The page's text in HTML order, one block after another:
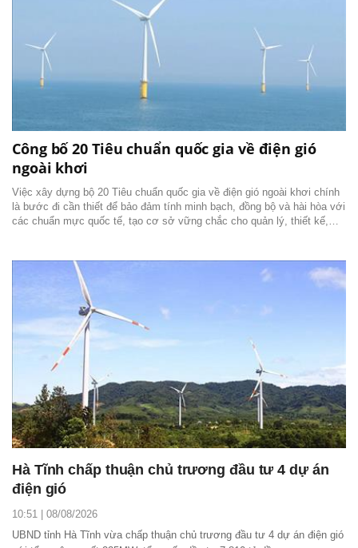
Công bố 20 Tiêu chuẩn quốc gia về điện gió
ngoài khơi
Việc xây dựng bộ 20 Tiêu chuẩn quốc gia về điện gió ngoài khơi chính
là bước đi cần thiết để bảo đảm tính minh bạch, đồng bộ và hài hòa với
các chuẩn mực quốc tế, tạo cơ sở vững chắc cho quản lý, thiết kế,
Hà Tĩnh chấp thuận chủ trương đầu tư 4 dự án
điện gió
10:51 | 08/08/2026
UBND tỉnh Hà Tĩnh vừa chấp thuận chủ trương đầu tư 4 dự án điện gió